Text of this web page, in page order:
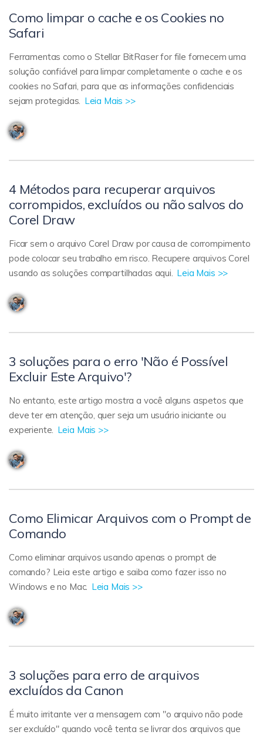
Como limpar o cache e os Cookies no
Safari
Ferramentas como o Stellar BitRaser for file fornecem uma
solução confiável para limpar completamente o cache e os
cookies no Safari, para que as informações confidenciais
sejam protegidas. Leia Mais >>
4 Métodos para recuperar arquivos
corrompidos, excluídos ou não salvos do
Corel Draw
Ficar sem o arquivo Corel Draw por causa de corrompimento
pode colocar seu trabalho em risco. Recupere arquivos Corel
usando as soluções compartilhadas aqui. Leia Mais >>
3 soluções para o erro 'Não é Possível
Excluir Este Arquivo'?
No entanto, este artigo mostra a você alguns aspetos que
deve ter em atenção, quer seja um usuário iniciante ou
experiente. Leia Mais >>
Como Elimicar Arquivos com o Prompt de
Comando
Como eliminar arquivos usando apenas o prompt de
comando? Leia este artigo e saiba como fazer isso no
Windows e no Mac. Leia Mais >>
3 soluções para erro de arquivos
excluídos da Canon
É muito irritante ver a mensagem com "o arquivo não pode
ser excluído" quando você tenta se livrar dos arquivos que